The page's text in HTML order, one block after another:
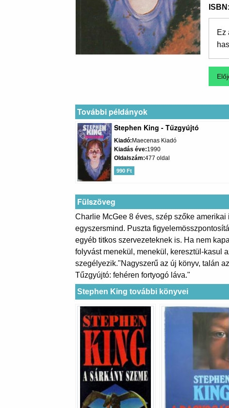
ISBN
Ez
További példányok
Stephen King - Tűzgyújtó
Kiadó Maecenas Kiadó
Kiadás éve 1990
Oldalszám 477 oldal
990 Ft
Fülszöveg
Charlie McGee 8 éves, szép szőke
egyszersmind. Puszta
egyéb titkos szervezeteknek is. Ha nem
folyvást menekül, menekül, keresztül-kasul
szegélyezik."Nagyszerű az új könyv, talán
Tűzgyújtó: fehéren fortyogó láva."
Stephen King további könyvei